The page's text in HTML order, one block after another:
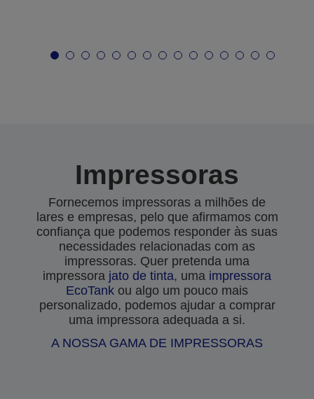
Impressoras
Fornecemos impressoras a milhões de
lares e empresas, pelo que afirmamos com
confiança que podemos responder às suas
necessidades relacionadas com as
impressoras. Quer pretenda uma
impressora jato de tinta, uma impressora
EcoTank ou algo um pouco mais
personalizado, podemos ajudar a comprar
uma impressora adequada a si.
A NOSSA GAMA DE IMPRESSORAS